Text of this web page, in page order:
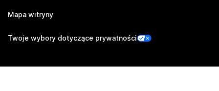
Mapa witryny
Twoje wybory dotyczące prywatności